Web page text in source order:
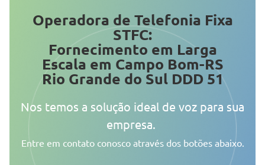
Operadora de Telefonia Fixa
STFC:
Fornecimento em Larga
Escala em Campo Bom-RS
Rio Grande do Sul DDD 51
Nos temos a solução ideal de voz para sua
empresa.
Entre em contato conosco através dos botões abaixo.